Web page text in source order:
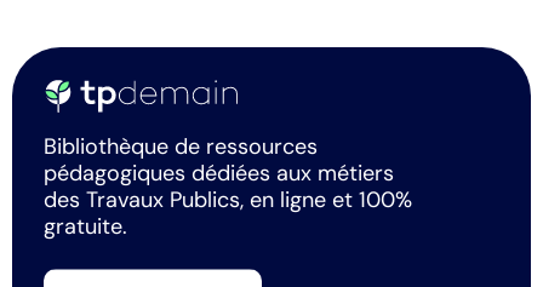
Bibliothèque de ressources
pédagogiques dédiées aux métiers
des Travaux Publics, en ligne et 100%
gratuite.